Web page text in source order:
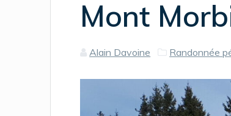
Mont
Alain Davoine Randonnée